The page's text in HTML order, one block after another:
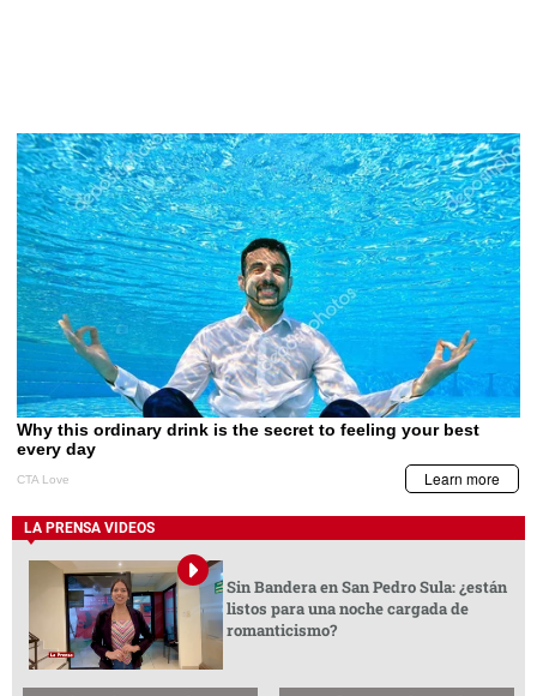
LA PRENSA VIDEOS
Sin Bandera en San Pedro Sula: ¿están
listos para una noche cargada de
romanticismo?